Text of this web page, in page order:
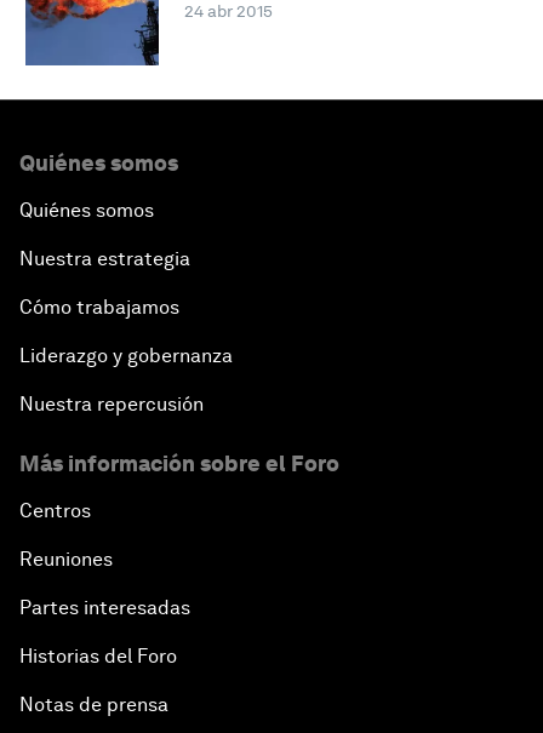
24 abr 2015
Quiénes somos
Quiénes somos
Nuestra estrategia
Cómo trabajamos
Liderazgo y gobernanza
Nuestra repercusión
Más información sobre el Foro
Centros
Reuniones
Partes interesadas
Historias del Foro
Notas de prensa